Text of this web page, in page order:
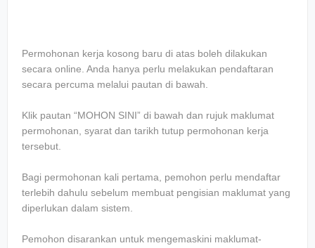
Permohonan kerja kosong baru di atas boleh dilakukan
secara online. Anda hanya perlu melakukan pendaftaran
secara percuma melalui pautan di bawah.
Klik pautan “MOHON SINI” di bawah dan rujuk maklumat
permohonan, syarat dan tarikh tutup permohonan kerja
tersebut.
Bagi permohonan kali pertama, pemohon perlu mendaftar
terlebih dahulu sebelum membuat pengisian maklumat yang
diperlukan dalam sistem.
Pemohon disarankan untuk mengemaskini maklumat-